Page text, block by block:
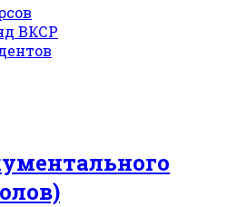
ВКСР